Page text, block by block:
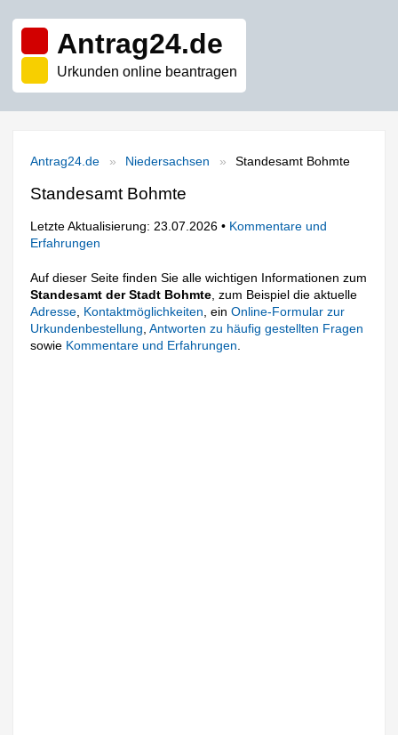
Antrag24.de
Urkunden online beantragen
Antrag24.de Niedersachsen Standesamt Bohmte
Standesamt Bohmte
Letzte Aktualisierung: 23.07.2026 • Kommentare und
Erfahrungen
Auf dieser Seite finden Sie alle wichtigen Informationen zum
Standesamt der Stadt Bohmte , zum Beispiel die aktuelle
Adresse Kontaktmöglichkeiten , einOnline-Formular zur
Urkundenbestellung ,Antworten zu häufig gestellten Fragen
sowie Kommentare und Erfahrungen